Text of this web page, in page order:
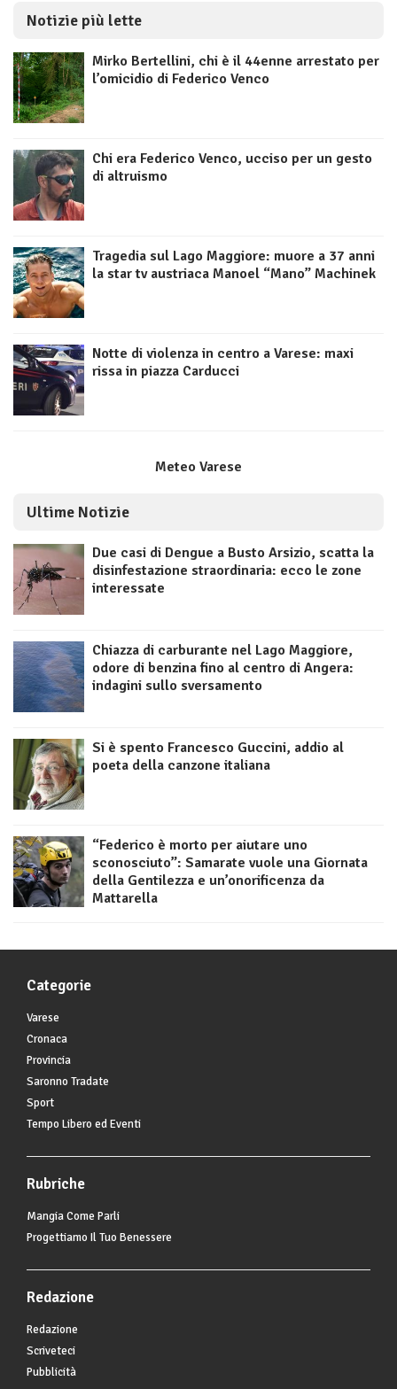
Notizie più lette
Mirko Bertellini, chi è il 44enne arrestato per
l’omicidio di Federico Venco
Chi era Federico Venco, ucciso per un gesto
di altruismo
Tragedia sul Lago Maggiore: muore a 37 anni
la star tv austriaca Manoel “Mano” Machinek
Notte di violenza in centro a Varese: maxi
rissa in piazza Carducci
Meteo Varese
Ultime Notizie
Due casi di Dengue a Busto Arsizio, scatta la
disinfestazione straordinaria: ecco le zone
interessate
Chiazza di carburante nel Lago Maggiore,
odore di benzina fino al centro di Angera:
indagini sullo sversamento
Si è spento Francesco Guccini, addio al
poeta della canzone italiana
“Federico è morto per aiutare uno
sconosciuto”: Samarate vuole una Giornata
della Gentilezza e un’onorificenza da
Mattarella
Categorie
Varese
Cronaca
Provincia
Saronno Tradate
Sport
Tempo Libero ed Eventi
Rubriche
Mangia Come Parli
Progettiamo Il Tuo Benessere
Redazione
Redazione
Scriveteci
Pubblicità